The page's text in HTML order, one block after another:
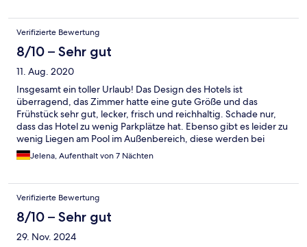
Verifizierte Bewertung
8/10 – Sehr gut
11. Aug. 2020
Insgesamt ein toller Urlaub! Das Design des Hotels ist
überragend, das Zimmer hatte eine gute Größe und das
Frühstück sehr gut, lecker, frisch und reichhaltig. Schade nur,
dass das Hotel zu wenig Parkplätze hat. Ebenso gibt es leider zu
wenig Liegen am Pool im Außenbereich, diese werden bei
gutem Wetter alle schon vor dem Frühstück reserviert.
Außerdem ist der Pool im Außenbereich viel zu klein für die
Hill verbracht, da wäre es schon schön, an einem Pool zu
entspannen und sich einmal abkühlen zu können. Das Wasser
war ebenso leider etwas schmierig. Schade finde ich auch, dass
nicht das ganze Personal Englisch spricht.
Jelena, Aufenthalt von 7 Nächten
Verifizierte Bewertung
8/10 – Sehr gut
29. Nov. 2024